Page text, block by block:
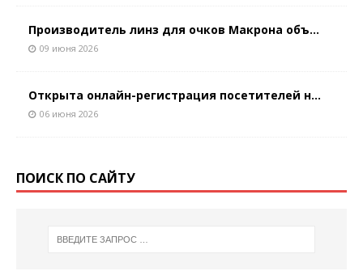
Производитель линз для очков Макрона объ...
09 июня 2026
Открыта онлайн-регистрация посетителей н...
06 июня 2026
ПОИСК ПО САЙТУ